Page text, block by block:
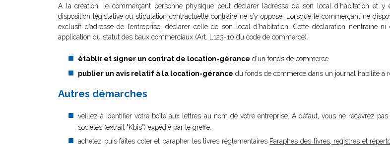
A la création, le commerçant personne physique peut déclarer l’adresse de son local d’habitation et y
disposition législative ou stipulation contractuelle contraire ne s’y oppose. Lorsque le commerçant ne
exclusif d’adresse de l’entreprise, déclarer celle de son local d’habitation. Cette déclaration n’entraîne
application du statut des baux commerciaux (Art. L123-10 du code de commerce).
établir et signer un contrat de location-gérance d'un fonds de commerce
publier un avis relatif à la location-gérance du fonds de commerce dans un journal habilité à
Autres démarches
veillez à identifier votre boîte aux lettres au nom de votre entreprise. A défaut, vous ne recevrez
sociétés (extrait "Kbis") expédié par le greffe.
achetez puis faites coter et parapher les livres réglementaires Paraphes des livres, registres et